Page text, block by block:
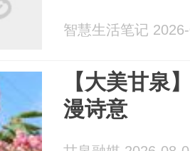
智慧生活笔记
【大美甘泉
漫诗意